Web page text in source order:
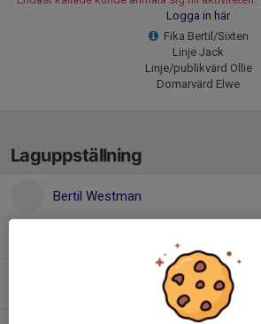
Logga in här
Fika Bertil/Sixten
Linje Jack
Linje/publikvärd Ollie
Domarvärd Elwe
Laguppställning
Bertil Westman